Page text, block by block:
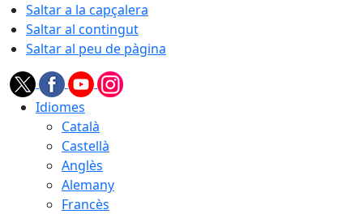
Saltar a la capçalera
Saltar al contingut
Saltar al peu de pàgina
Idiomes
Català
Castellà
Anglès
Alemany
Francès